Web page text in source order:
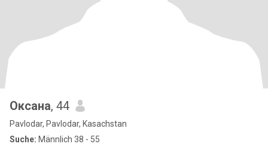
Оксана, 44
Pavlodar, Pavlodar, Kasachstan
Suche: Männlich 38 - 55